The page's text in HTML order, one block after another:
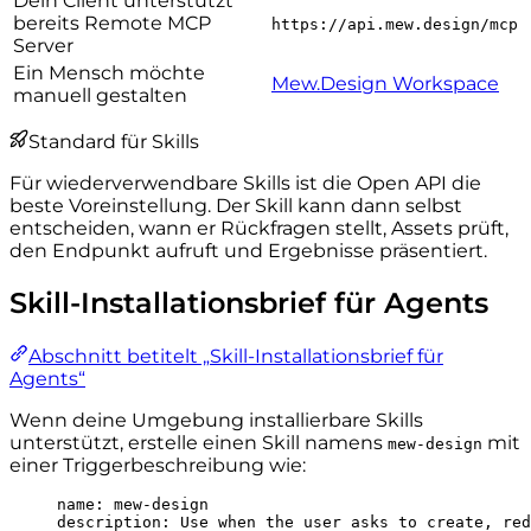
bereits Remote MCP
Server
https://api.mew.design/mcp
Ein Mensch möchte
manuell gestalten
Mew.Design Workspace
Standard für Skills
Für wiederverwendbare Skills ist die Open API die
beste Voreinstellung. Der Skill kann dann selbst
entscheiden, wann er Rückfragen stellt, Assets prüft,
den Endpunkt aufruft und Ergebnisse präsentiert.
Skill-Installationsbrief für Agents
Abschnitt betitelt „Skill-Installationsbrief für
Agents“
Wenn deine Umgebung installierbare Skills
unterstützt, erstelle einen Skill namens mew-design mit
einer Triggerbeschreibung wie:
name : mew-design
description : Use when the user asks to create,